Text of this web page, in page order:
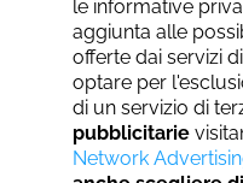
le informative
aggiunta alle
offerte dai servizi
optare per
di un servizio di
pubblicitarie
Network